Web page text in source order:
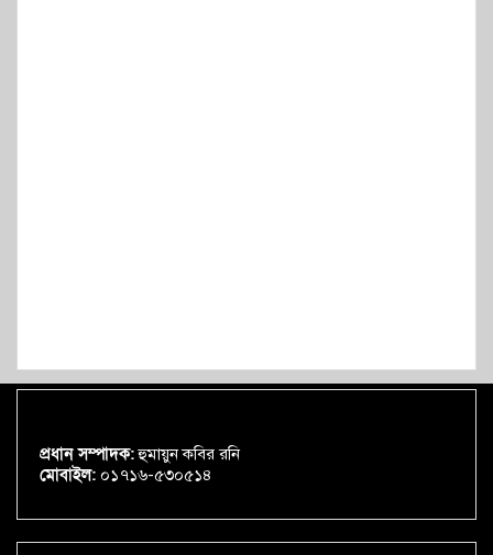
প্রধান সম্পাদক:হুমায়ুন কবির রনি
মোবাইল: ০১৭১৬-৫৩০৫১৪